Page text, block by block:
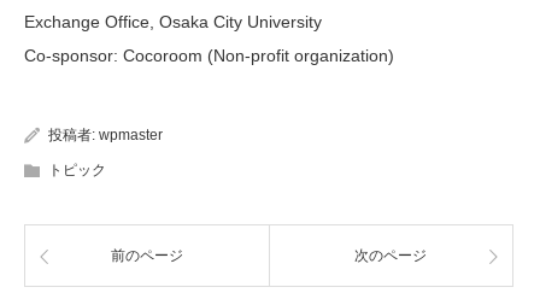
Exchange Office, Osaka City University
Co-sponsor: Cocoroom (Non-profit organization)
投稿者: wpmaster
トピック
前のページ 次のページ